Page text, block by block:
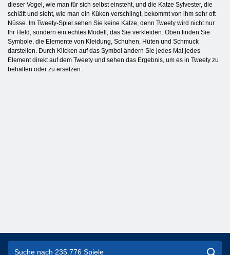
dieser Vogel, wie man für sich selbst einsteht, und die Katze Sylvester, die
schläft und sieht, wie man ein Küken verschlingt, bekommt von ihm sehr oft
Nüsse. Im Tweety-Spiel sehen Sie keine Katze, denn Tweety wird nicht nur
Ihr Held, sondern ein echtes Modell, das Sie verkleiden. Oben finden Sie
Symbole, die Elemente von Kleidung, Schuhen, Hüten und Schmuck
darstellen. Durch Klicken auf das Symbol ändern Sie jedes Mal jedes
Element direkt auf dem Tweety und sehen das Ergebnis, um es in Tweety zu
behalten oder zu ersetzen.